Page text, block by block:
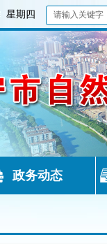
星期四
政务动态